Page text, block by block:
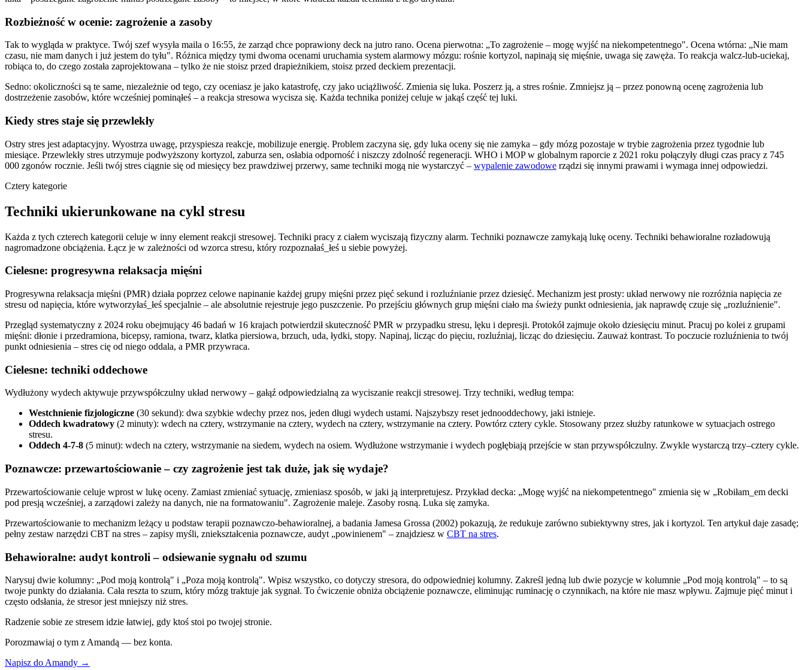
Rozbieżność w ocenie: zagrożenie a zasoby
Tak to wygląda w praktyce. Twój szef wysyła maila o 16:55, że zarząd chce poprawiony deck na jutro rano. Ocena pierwotna: „To zagrożenie – mogę wyjść na niekompetentnego". Ocena wtórna: „Nie mam
czasu, nie mam danych i już jestem do tyłu". Różnica między tymi dwoma ocenami uruchamia system alarmowy mózgu: rośnie kortyzol, napinają się mięśnie, uwaga się zawęża. To reakcja walcz-lub-uciekaj,
robiąca to, do czego została zaprojektowana – tylko że nie stoisz przed drapieżnikiem, stoisz przed deckiem prezentacji.
Sedno: okoliczności są te same, niezależnie od tego, czy oceniasz je jako katastrofę, czy jako uciążliwość. Zmienia się luka. Poszerz ją, a stres rośnie. Zmniejsz ją – przez ponowną ocenę zagrożenia lub
dostrzeżenie zasobów, które wcześniej pominąłeś – a reakcja stresowa wycisza się. Każda technika poniżej celuje w jakąś część tej luki.
Kiedy stres staje się przewlekły
Ostry stres jest adaptacyjny. Wyostrza uwagę, przyspiesza reakcje, mobilizuje energię. Problem zaczyna się, gdy luka oceny się nie zamyka – gdy mózg pozostaje w trybie zagrożenia przez tygodnie lub
miesiące. Przewlekły stres utrzymuje podwyższony kortyzol, zaburza sen, osłabia odporność i niszczy zdolność regeneracji. WHO i MOP w globalnym raporcie z 2021 roku połączyły długi czas pracy z 745
000 zgonów rocznie. Jeśli twój stres ciągnie się od miesięcy bez prawdziwej przerwy, same techniki mogą nie wystarczyć – wypalenie zawodowe rządzi się innymi prawami i wymaga innej odpowiedzi.
Cztery kategorie
Techniki ukierunkowane na cykl stresu
Każda z tych czterech kategorii celuje w inny element reakcji stresowej. Techniki pracy z ciałem wyciszają fizyczny alarm. Techniki poznawcze zamykają lukę oceny. Techniki behawioralne rozładowują
nagromadzone obciążenia. Łącz je w zależności od wzorca stresu, który rozpoznałaś_łeś u siebie powyżej.
Cielesne: progresywna relaksacja mięśni
Progresywna relaksacja mięśni (PMR) działa poprzez celowe napinanie każdej grupy mięśni przez pięć sekund i rozluźnianie przez dziesięć. Mechanizm jest prosty: układ nerwowy nie rozróżnia napięcia ze
stresu od napięcia, które wytworzyłaś_łeś specjalnie – ale absolutnie rejestruje jego puszczenie. Po przejściu głównych grup mięśni ciało ma świeży punkt odniesienia, jak naprawdę czuje się „rozluźnienie".
Przegląd systematyczny z 2024 roku obejmujący 46 badań w 16 krajach potwierdził skuteczność PMR w przypadku stresu, lęku i depresji. Protokół zajmuje około dziesięciu minut. Pracuj po kolei z grupami
mięśni: dłonie i przedramiona, bicepsy, ramiona, twarz, klatka piersiowa, brzuch, uda, łydki, stopy. Napinaj, licząc do pięciu, rozluźniaj, licząc do dziesięciu. Zauważ kontrast. To poczucie rozluźnienia to twój
punkt odniesienia – stres cię od niego oddala, a PMR przywraca.
Cielesne: techniki oddechowe
Wydłużony wydech aktywuje przywspółczulny układ nerwowy – gałąź odpowiedzialną za wyciszanie reakcji stresowej. Trzy techniki, według tempa:
Westchnienie fizjologiczne (30 sekund): dwa szybkie wdechy przez nos, jeden długi wydech ustami. Najszybszy reset jednooddechowy, jaki istnieje.
Oddech kwadratowy (2 minuty): wdech na cztery, wstrzymanie na cztery, wydech na cztery, wstrzymanie na cztery. Powtórz cztery cykle. Stosowany przez służby ratunkowe w sytuacjach ostrego
stresu.
Oddech 4-7-8 (5 minut): wdech na cztery, wstrzymanie na siedem, wydech na osiem. Wydłużone wstrzymanie i wydech pogłębiają przejście w stan przywspółczulny. Zwykle wystarczą trzy–cztery cykle.
Poznawcze: przewartościowanie – czy zagrożenie jest tak duże, jak się wydaje?
Przewartościowanie celuje wprost w lukę oceny. Zamiast zmieniać sytuację, zmieniasz sposób, w jaki ją interpretujesz. Przykład decka: „Mogę wyjść na niekompetentnego" zmienia się w „Robiłam_em decki
pod presją wcześniej, a zarządowi zależy na danych, nie na formatowaniu". Zagrożenie maleje. Zasoby rosną. Luka się zamyka.
Przewartościowanie to mechanizm leżący u podstaw terapii poznawczo-behawioralnej, a badania Jamesa Grossa (2002) pokazują, że redukuje zarówno subiektywny stres, jak i kortyzol. Ten artykuł daje zasadę;
pełny zestaw narzędzi CBT na stres – zapisy myśli, zniekształcenia poznawcze, audyt „powinienem" – znajdziesz w CBT na stres.
Behawioralne: audyt kontroli – odsiewanie sygnału od szumu
Narysuj dwie kolumny: „Pod moją kontrolą" i „Poza moją kontrolą". Wpisz wszystko, co dotyczy stresora, do odpowiedniej kolumny. Zakreśl jedną lub dwie pozycje w kolumnie „Pod moją kontrolą" – to są
twoje punkty do działania. Cała reszta to szum, który mózg traktuje jak sygnał. To ćwiczenie obniża obciążenie poznawcze, eliminując ruminację o czynnikach, na które nie masz wpływu. Zajmuje pięć minut i
często odsłania, że stresor jest mniejszy niż stres.
Radzenie sobie ze stresem idzie łatwiej, gdy ktoś stoi po twojej stronie.
Porozmawiaj o tym z Amandą — bez konta.
Napisz do Amandy →